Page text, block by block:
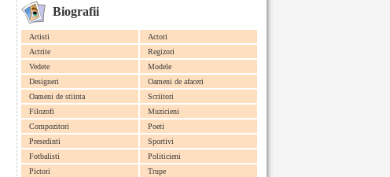
Biografii
Artisti
Actori
Actrite
Regizori
Vedete
Modele
Designeri
Oameni de afaceri
Oameni de stiinta
Scriitori
Filozofi
Muzicieni
Compozitori
Poeti
Presedinti
Sportivi
Fotbalisti
Politicieni
Pictori
Trupe